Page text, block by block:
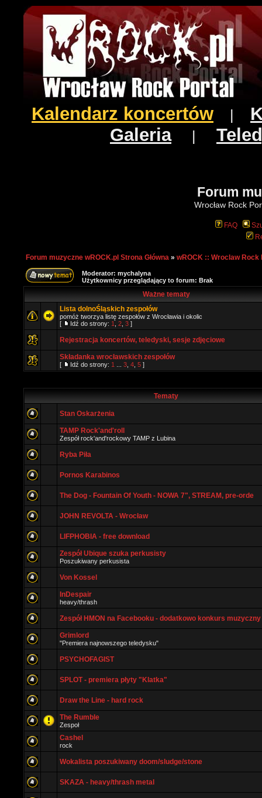
Kalendarz koncertów
Galeria|
Forum
Wrocław Rock
FAQ
Forum muzyczne wROCK.pl Strona Główna » wROCK :: Wroclaw Rock
Moderator: mychalyna
Użytkownicy przeglądający to forum: Brak
Ważne tematy
Lista dolnoŚląskich zespołów
pomóż tworzya listę zespołów z Wrocławia i okolic
[
Idź do strony: 1 2 3 ]
Rejestracja koncertów, teledyski, sesje zdjęciowe
Składanka wrocławskich zespołów
[ Idź do strony: 1 3 4 5 ]
Tematy
Stan Oskarżenia
TAMP Rock'and'roll
Zespół rock'and'rockowy TAMP z Lubina
Ryba Piła
Pornos Karabinos
The Dog - Fountain Of Youth - NOWA 7", STREAM, pre-orde
JOHN REVOLTA - Wrocław
LIFPHOBIA - free download
Zespół Ubique szuka perkusisty
Poszukiwany perkusista
Von Kossel
InDespair
heavy/thrash
Zespół HMON na Facebooku - dodatkowo konkurs muzyczny
Grimlord
"Premiera najnowszego teledysku"
PSYCHOFAGIST
SPLOT - premiera płyty "Klatka"
Draw the Line - hard rock
The Rumble
Zespoł
Cashel
rock
Wokalista poszukiwany doom/sludge/stone
SKAZA - heavy/thrash metal